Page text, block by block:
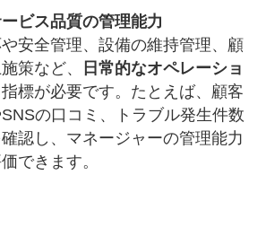
ビス品質の管理能力
安全管理、設備の維持管理、顧
策など、
日常的なオペレーショ
標が必要です。たとえば、顧客
の口コミ、トラブル発生件数
認し、マネージャーの管理能力
できます。